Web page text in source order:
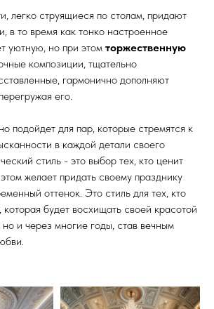
легко струящиеся по столам, придают
в то время как тонко настроенное
уютную, но при этом торжественную
композиции, тщательно
гармонично дополняют
его.
подойдет для пар, которые стремятся к
в каждой детали своего
стиль - это выбор тех, кто ценит
желает придать своему празднику
оттенок. Это стиль для тех, кто
которая будет восхищать своей красотой
но и через многие годы, став вечным